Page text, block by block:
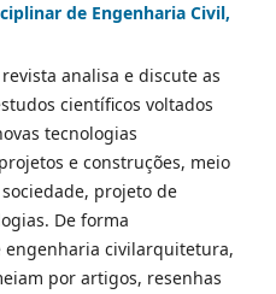
de Engenharia Civil,
analisa e discute as
científicos voltados
tecnologias
e construções, meio
projeto de
De forma
civilarquitetura,
por artigos, resenhas